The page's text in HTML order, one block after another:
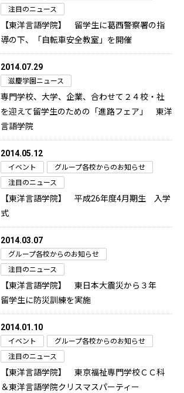
注目のニュース
【東洋言語学院】 留学生に葛西警察署の指
導の下、「自転車安全教室」を開催
2014.07.29
滋慶学園ニュース
専門学校、大学、企業、合わせて２４校・社
を迎えて留学生のための「進路フェア」 東洋
言語学院
2014.05.12
イベント
グループ各校からのお知らせ
注目のニュース
【東洋言語学院】 平成26年度4月期生 入学
式
2014.03.07
グループ各校からのお知らせ
注目のニュース
【東洋言語学院】 東日本大震災から３年
留学生に防災訓練を実施
2014.01.10
イベント
グループ各校からのお知らせ
注目のニュース
【東洋言語学院】 東京福祉専門学校ＣＣ科
＆東洋言語学院クリスマスパーティー